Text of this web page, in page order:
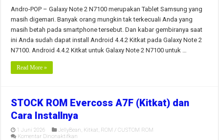
Install
4.4.2
Kitkat
di
Galaxy
Note
2
Andro-POP – Galaxy Note 2 N7100 merupakan Tablet Samsung yang
masih digemari. Banyak orang mungkin tak terkecuali Anda yang
masih betah pada smartphone tersebut. Dan kabar gembiranya saat
ini Anda sudah dapat install Android 4.4.2 Kitkat pada Galaxy Note 2
N7100. Android 4.4.2 Kitkat untuk Galaxy Note 2 N7100 untuk …
Read More »
STOCK ROM Evercoss A7F (Kitkat) dan
Cara Installnya
1 Juni 2026 JellyBean, Kitkat, ROM / CUSTOM ROM
Komentar Dinonaktifkan